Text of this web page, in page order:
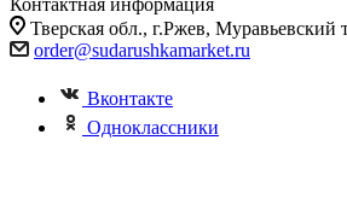
Контактная информация
Тверская обл., г.Ржев, Муравьевский
order@sudarushkamarket.ru
Вконтакте
Одноклассники